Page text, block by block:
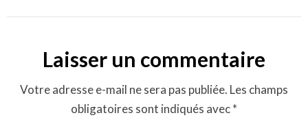
Laisser un commentaire
Votre adresse e-mail ne sera pas publiée. Les champs
obligatoires sont indiqués avec*